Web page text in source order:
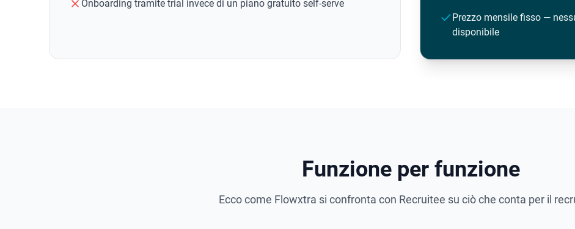
Onboarding tramite trial invece di un piano gratuito self-serve
Prezzo mensile fisso —
disponibile
Funzione per funzione
Ecco come Flowxtra si confronta con Recruitee su ciò che conta per il